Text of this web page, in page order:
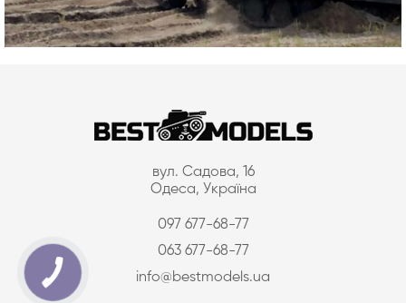
вул. Садова, 16
Одеса, Україна
097 677-68-77
063 677-68-77
info@bestmodels.ua